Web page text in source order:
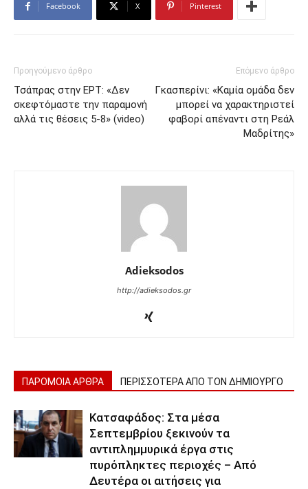
Facebook X Pinterest
Προηγούμενο άρθρο
Τσάπρας στην ΕΡΤ: «Δεν
σκεφτόμαστε την παραμονή
αλλά τις θέσεις 5-8» (video)
Επόμενο άρθρο
Γκασπερίνι: «Καμία ομάδα δεν
μπορεί να χαρακτηριστεί
φαβορί απέναντι στη Ρεάλ
Μαδρίτης»
Adieksodos
http://adieksodos.gr
ΠΑΡΟΜΟΙΑ ΑΡΘΡΑ ΠΕΡΙΣΣΟΤΕΡΑ ΑΠΟ ΤΟΝ ΔΗΜΙΟΥΡΓΟ
Κατσαφάδος: Στα μέσα
Σεπτεμβρίου ξεκινούν τα
αντιπλημμυρικά έργα στις
πυρόπληκτες περιοχές – Από
Δευτέρα οι αιτήσεις για